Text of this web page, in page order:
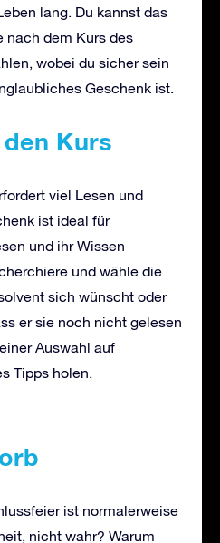
lang. Du kannst das
nach dem Kurs des
wobei du sicher sein
Geschenk ist.
Kurs
viel Lesen und
ist ideal für
und ihr Wissen
und wähle die
sich wünscht oder
er sie noch nicht gelesen
Auswahl auf
Tipps holen.
ist normalerweise
nicht wahr? Warum